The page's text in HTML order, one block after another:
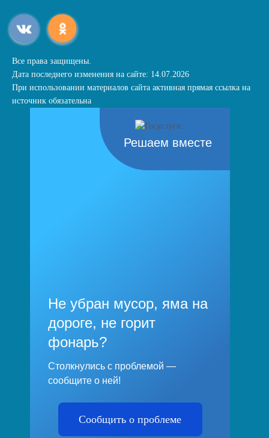
Все права защищены.
Дата последнего изменения на сайте: 14.07.2026
При использовании материалов сайта активная прямая ссылка на
источник обязательна
Решаем вместе
Не убран мусор, яма на
дороге, не горит
фонарь?
Столкнулись с проблемой —
сообщите о ней!
Сообщить о проблеме